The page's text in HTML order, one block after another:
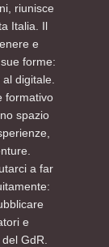
riunisce
Italia. Il
e
forme:
digitale.
formativo
spazio
a far
e
GdR.